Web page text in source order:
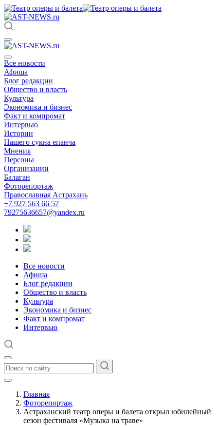
Все новости
Афиша
Блог редакции
Общество и власть
Культура
Экономика и бизнес
Факт и компромат
Интервью
Истории
Нашего сукна епанча
Мнения
Персоны
Организации
Балаган
Фоторепортаж
Православная Астрахань
+7 927 563 66 57
79275636657@yandex.ru
Все новости
Афиша
Блог редакции
Общество и власть
Культура
Экономика и бизнес
Факт и компромат
Интервью
Главная
Фоторепортаж
Астраханский театр оперы и балета открыл юбилейный
сезон фестиваля «Музыка на траве»